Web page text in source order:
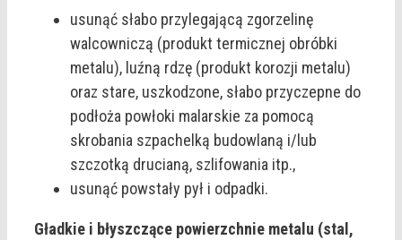
usunąć słabo przylegającą zgorzelinę
walcowniczą (produkt termicznej obróbki
metalu), luźną rdzę (produkt korozji metalu)
oraz stare, uszkodzone, słabo przyczepne do
podłoża powłoki malarskie za pomocą
skrobania szpachelką budowlaną i/lub
szczotką drucianą, szlifowania itp.,
usunąć powstały pył i odpadki.
Gładkie i błyszczące powierzchnie metalu (stal,